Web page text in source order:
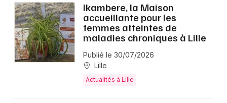
Ikambere, la Maison
accueillante pour les
femmes atteintes de
maladies chroniques à Lille
Publié le 30/07/2026
Lille
Actualités à Lille